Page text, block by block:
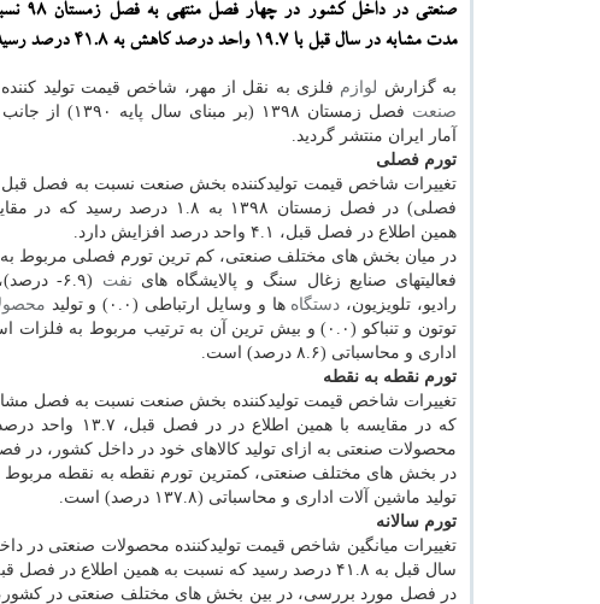
صنعتی در داخل كشور
مدت مشابه در سال قبل با ۱۹.۷ واحد درصد كاهش به ۴۱.۸ درصد رسید.
به گزارش لوازم فلزی به نقل از مهر، شاخص قیمت تولید
صنعت
فصل زمستان ۱۳۹۸ (بر مبنای سال
آمار ایران منتشر گردید.
تورم فصلی
تغییرات شاخص قیمت تولیدکننده بخش صنعت نسبت به فصل قبل
فصلی) در فصل زمستان ۱۳۹۸ به ۱.۸ درصد رسید که
همین اطلاع در فصل قبل، ۴.۱ واحد درصد افزایش دارد.
در میان بخش های مختلف صنعتی، کم ترین تورم فصلی مربوط
فعالیتهای صنایع زغال سنگ و پالایشگاه های نفت
(۶.۹-
رادیو، تلویزیون، دستگاه ها و وسایل ارتباطی (۰.۰) و تولید
اداری و محاسباتی (۸.۶ درصد) است.
تورم نقطه به نقطه
که در مقایسه
محصولات صنعتی به ازای تولید کالاهای خود در داخل کشور، در فصل زمستان ۱۳۹۸ نسبت به فصل زمستان ۱۳۹۷، ۱۳.۳
تولید ماشین آلات اداری و محاسباتی (۱۳۷.۸ درصد) است.
تورم سالانه
سال قبل به ۴۱.۸ درصد رسید که نسبت به همین اطلاع در فصل قبل ۱۹.۷ واحد درصد کاهش نشان داده است.